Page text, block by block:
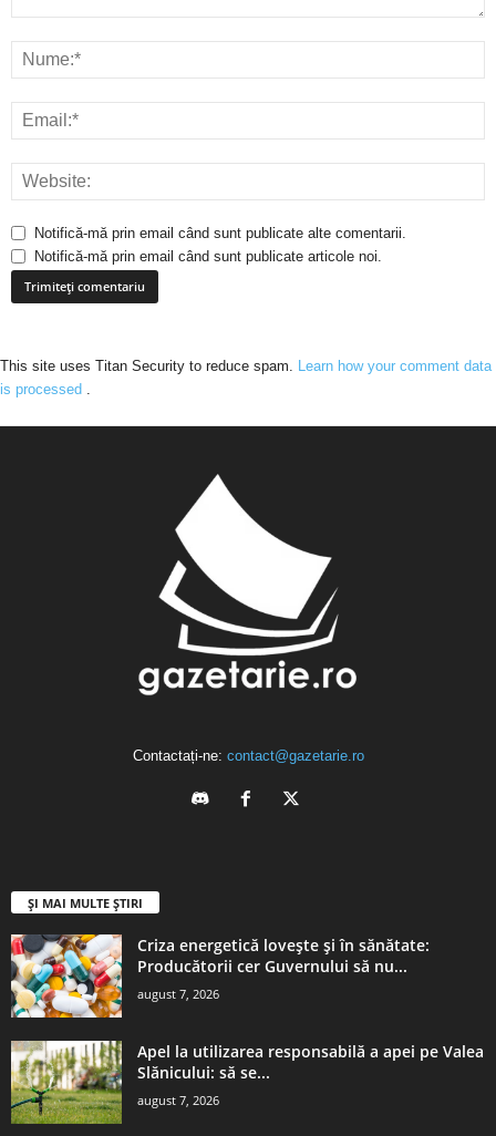
Notifică-mă prin email când sunt publicate alte comentarii.
Notifică-mă prin email când sunt publicate articole noi.
This site uses Titan Security to reduce spam.
Learn how your comment data
is processed
Contactați-ne: contact@gazetarie.ro
ȘI MAI MULTE ȘTIRI
Criza energetică lovește și în sănătate:
Producătorii cer Guvernului să nu...
august 7, 2026
Apel la utilizarea responsabilă a apei pe Valea
Slănicului: să se...
august 7, 2026